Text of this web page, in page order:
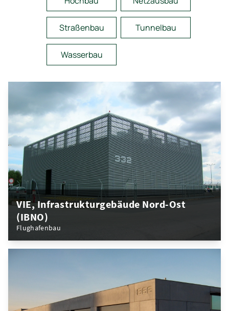
Straßenbau Tunnelbau
Wasserbau
VIE, Infrastrukturgebäude Nord-Ost
(IBNO)
Flughafenbau